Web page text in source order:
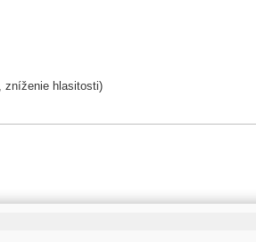
zníženie hlasitosti)